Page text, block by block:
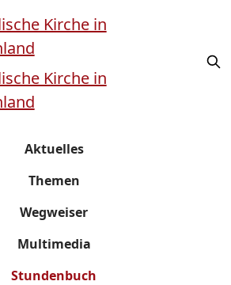
Aktuelles
Themen
Wegweiser
Multimedia
Stundenbuch